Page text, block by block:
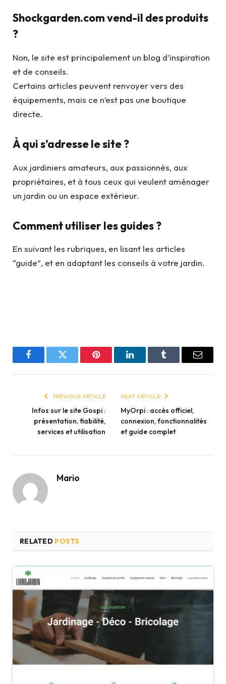
Shockgarden.com vend-il des produits
?
Non, le site est principalement un blog d’inspiration
et de conseils.
Certains articles peuvent renvoyer vers des
équipements, mais ce n’est pas une boutique
directe.
À qui s’adresse le site ?
Aux jardiniers amateurs, aux passionnés, aux
propriétaires, et à tous ceux qui veulent aménager
un jardin ou un espace extérieur.
Comment utiliser les guides ?
En suivant les rubriques, en lisant les articles
“guide”, et en adaptant les conseils à votre jardin.
FacebookTwitter Pinterest LinkedInTumblr Email
PREVIOUS ARTICLE
Infos sur le site Gospi :
présentation, fiabilité,
services et utilisation
NEXT ARTICLE
MyOrpi : accès officiel,
connexion, fonctionnalités
et guide complet
Mario
RELATED POSTS